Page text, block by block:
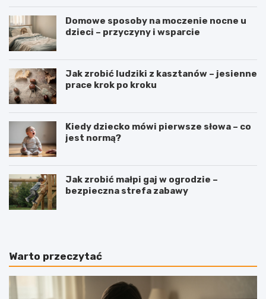
Domowe sposoby na moczenie nocne u
dzieci – przyczyny i wsparcie
Jak zrobić ludziki z kasztanów – jesienne
prace krok po kroku
Kiedy dziecko mówi pierwsze słowa – co
jest normą?
Jak zrobić małpi gaj w ogrodzie –
bezpieczna strefa zabawy
Warto przeczytać